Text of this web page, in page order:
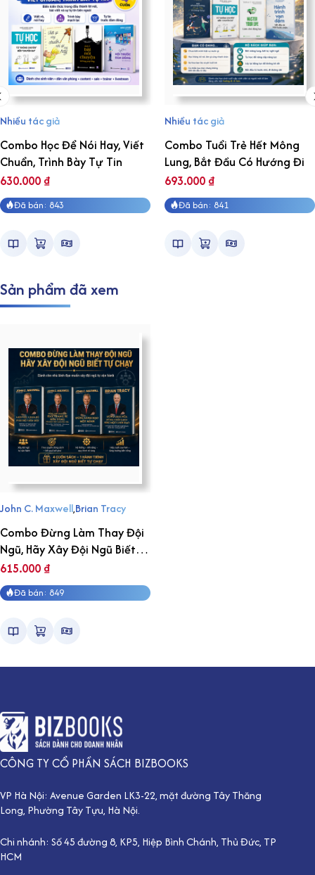
Nhiều tác giả
Combo Học Để Nói Hay, Viết
Chuẩn, Trình Bày Tự Tin
630.000₫
Đã bán: 843
Nhiều tác giả
Combo Tuổi Trẻ Hết Mông
Lung, Bắt Đầu Có Hướng Đi
693.000₫
Đã bán: 841
Sản phẩm đã xem
John C. Maxwell,Brian Tracy
Combo Đừng Làm Thay Đội
Ngũ, Hãy Xây Đội Ngũ Biết
Tự Chạy
615.000₫
Đã bán: 849
CÔNG TY CỔ PHẦN SÁCH BIZBOOKS
VP Hà Nội: Avenue Garden LK3-22, mặt đường Tây Thăng
Long, Phường Tây Tựu, Hà Nội.
Chi nhánh: Số 45 đường 8, KP5, Hiệp Bình Chánh, Thủ Đức, TP
HCM